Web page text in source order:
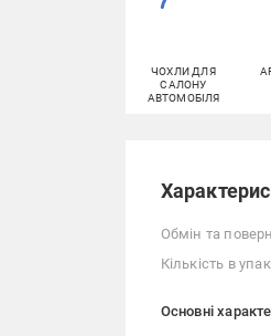
ЧОХЛИ ДЛЯ
САЛОНУ
АВТОМОБІЛЯ
Обмін та
Кількість в
Основні